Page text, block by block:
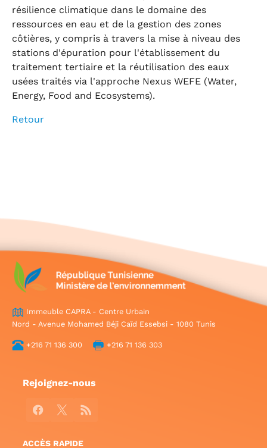
résilience climatique dans le domaine des
ressources en eau et de la gestion des zones
côtières, y compris à travers la mise à niveau des
stations d'épuration pour l'établissement du
traitement tertiaire et la réutilisation des eaux
usées traités via l'approche Nexus WEFE (Water,
Energy, Food and Ecosystems).
Retour
Immeuble CAPRA - Centre Urbain
Nord - Avenue Mohamed Béji Caïd Essebsi - 1080 Tunis
+216 71 136 300 +216 71 136 303
Rejoignez-nous
Facebook
X RSS
ACCÈS RAPIDE